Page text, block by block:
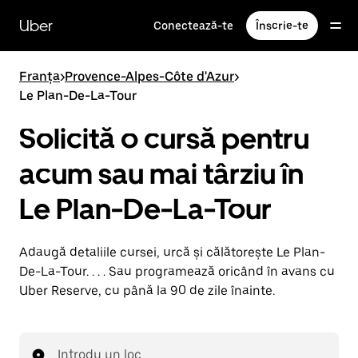
direct
conținutul
principal
Uber Conectează-te Înscrie-te
Franța>Provence-Alpes-Côte d'Azur>
Le Plan-De-La-Tour
Solicită o cursă pentru
acum sau mai târziu în
Le Plan-De-La-Tour
Adaugă detaliile cursei, urcă și călătorește Le Plan-
De-La-Tour. . . . Sau programează oricând în avans cu
Uber Reserve, cu până la 90 de zile înainte.
Introdu un loc